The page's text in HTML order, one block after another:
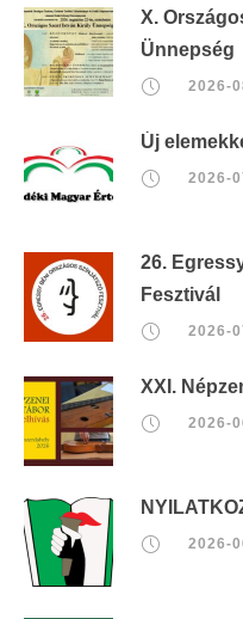
X.
Ünnepség
2026-
Új
2026-
26.
Fesztivál
2026-
XXI.
2026-
2026-